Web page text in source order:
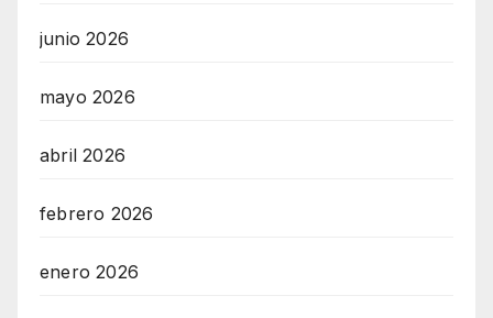
junio 2026
mayo 2026
abril 2026
febrero 2026
enero 2026